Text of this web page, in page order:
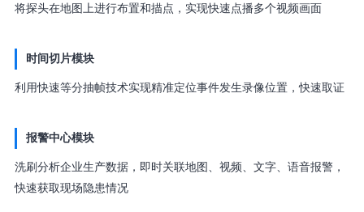
将探头在地图上进行布置和描点，实现快速点播多个视频画面
时间切片模块
利用快速等分抽帧技术实现精准定位事件发生录像位置，快速取证
报警中心模块
洗刷分析企业生产数据，即时关联地图、视频、文字、语音报警，
快速获取现场隐患情况